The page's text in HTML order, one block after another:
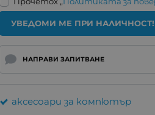
УВЕДОМИ МЕ ПРИ НАЛИЧНОСТ!
НАПРАВИ ЗАПИТВАНЕ
аксесоари за компютър